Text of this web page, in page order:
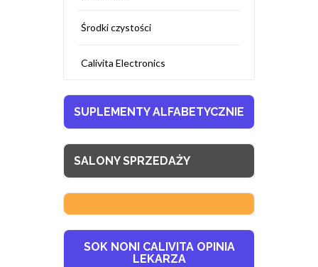
Środki czystości
Calivita Electronics
SUPLEMENTY ALFABETYCZNIE
SALONY SPRZEDAŻY
SOK NONI CALIVITA OPINIA
LEKARZA